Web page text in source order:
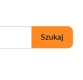
Szukaj